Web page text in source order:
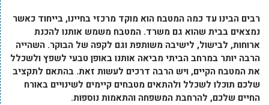
רבים הבינו עד כמה המטבח הוא מוקד מרכזי בחיינו, בייחוד כאשר
נמצאים בבית שהוא גם משרד. המטבח משמש אותנו להכנת
ארוחות, לבישול, לישיבה משותפת וגם לקפה של הבוקר. השהייה
הרבה יותר במרחב הביתי מביאה אותנו באופן טבעי לשפץ ולשכלל
את המטבח הקיים, ויש הרבה דרכים לעשות זאת. בהתאם לתקציב
שלכם תוכלו לשכלל ולהתאים מטבחים קיימים לשינויים באורח
החיים שלכם, להרחבת המשפחה והתאמות נוספות.